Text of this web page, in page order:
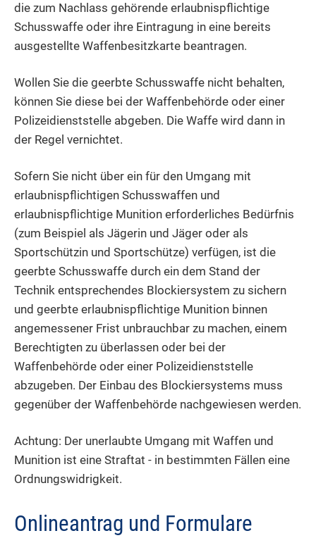
die zum Nachlass gehörende erlaubnispflichtige
Schusswaffe oder ihre Eintragung in eine bereits
ausgestellte Waffenbesitzkarte beantragen.
Wollen Sie die geerbte Schusswaffe nicht behalten,
können Sie diese bei der Waffenbehörde oder einer
Polizeidienststelle abgeben. Die Waffe wird dann in
der Regel vernichtet.
Sofern Sie nicht über ein für den Umgang mit
erlaubnispflichtigen Schusswaffen und
erlaubnispflichtige Munition erforderliches Bedürfnis
(zum Beispiel als Jägerin und Jäger oder als
Sportschützin und Sportschütze) verfügen, ist die
geerbte Schusswaffe durch ein dem Stand der
Technik entsprechendes Blockiersystem zu sichern
und geerbte erlaubnispflichtige Munition binnen
angemessener Frist unbrauchbar zu machen, einem
Berechtigten zu überlassen oder bei der
Waffenbehörde oder einer Polizeidienststelle
abzugeben. Der Einbau des Blockiersystems muss
gegenüber der Waffenbehörde nachgewiesen werden.
Achtung: Der unerlaubte Umgang mit Waffen und
Munition ist eine Straftat - in bestimmten Fällen eine
Ordnungswidrigkeit.
Onlineantrag und Formulare